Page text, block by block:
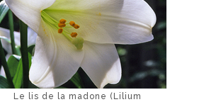
Le lis de la madone (Lilium